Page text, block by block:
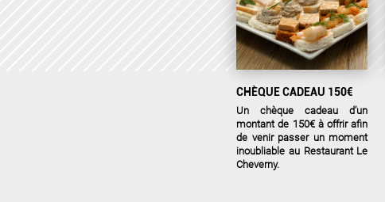
CHÈQUE CADEAU 150€
Un chèque cadeau d’un
montant de 150€ à offrir afin
de venir passer un moment
inoubliable au Restaurant Le
Cheverny.